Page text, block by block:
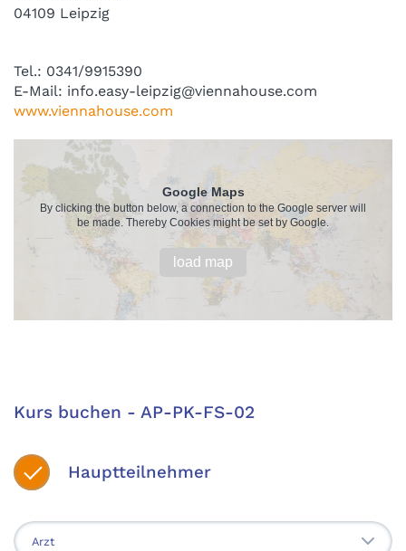
04109 Leipzig
Tel.: 0341/9915390
E-Mail: info.easy-leipzig@viennahouse.com
www.viennahouse.com
Google Maps
By clicking the button below, a connection to the Google server will
be made. Thereby Cookies might be set by Google.
load map
Kurs buchen - AP-PK-FS-02
Hauptteilnehmer